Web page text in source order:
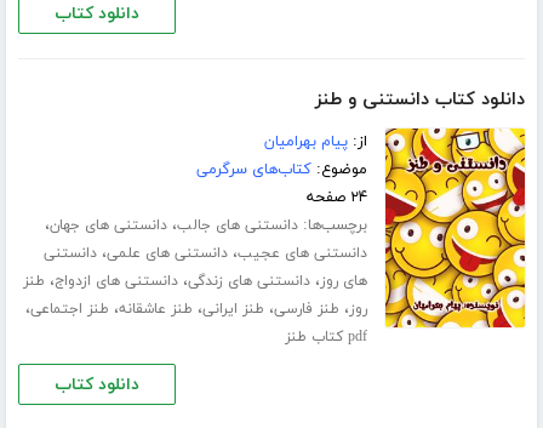
دانلود کتاب
دانلود کتاب دانستنی و طنز
از:پیام بهرامیان
موضوع:کتاب‌های سرگرمی
۲۴ صفحه
برچسب‌ها:دانستنی های جالب،دانستنی های جهان،
دانستنی های عجیب،دانستنی های علمی،دانستنی
های روز،دانستنی های زندگی،دانستنی های ازدواج، طنز
روز، طنز فارسی، طنز ایرانی، طنز عاشقانه، طنز اجتماعی،
pdf کتاب طنز
دانلود کتاب